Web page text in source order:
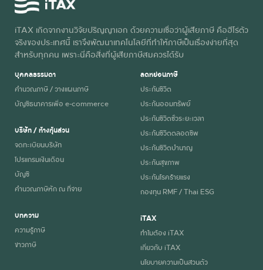
iTAX เกิดจากงานวิจัยปริญญาเอก ด้วยความเชื่อว่าผู้เสียภาษี คือฮีโร่ตัว
จริงของประเทศนี้ เราจึงพัฒนาเทคโนโลยีที่ทำให้ภาษีเป็นเรื่องง่ายที่สุด
สำหรับทุกคน เพราะนี่คือสิ่งที่ผู้เสียภาษีสมควรได้รับ
บุคคลธรรมดา
คำนวณภาษี / วางแผนภาษี
บัญชีธนาคารเพื่อ e-commerce
บริษัท / ห้างหุ้นส่วน
จดทะเบียนบริษัท
โปรแกรมเงินเดือน
บัญชี
คำนวณภาษีหัก ณ ที่จ่าย
บทความ
ความรู้ภาษี
ข่าวภาษี
ลดหย่อนภาษี
ประกันชีวิต
ประกันออมทรัพย์
ประกันชีวิตชั่วระยะเวลา
ประกันชีวิตตลอดชีพ
ประกันชีวิตบำนาญ
ประกันสุขภาพ
ประกันโรคร้ายแรง
กองทุน RMF / Thai ESG
iTAX
ทำไมต้อง iTAX
เกี่ยวกับ iTAX
นโยบายความเป็นส่วนตัว